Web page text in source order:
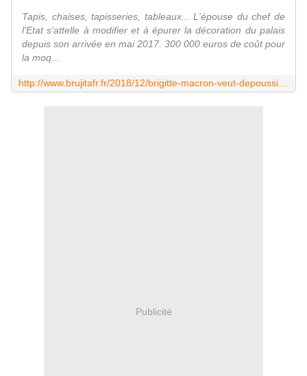
Tapis, chaises, tapisseries, tableaux... L'épouse du chef de
l'Etat s'attelle à modifier et à épurer la décoration du palais
depuis son arrivée en mai 2017. 300 000 euros de coût pour
la moq...
Publicité